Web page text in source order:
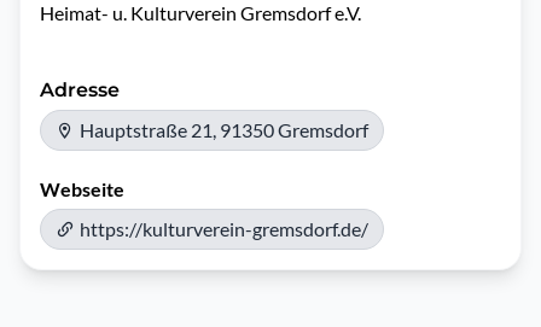
Heimat- u. Kulturverein Gremsdorf e.V.
Adresse
Hauptstraße 21, 91350 Gremsdorf
Webseite
https://kulturverein-gremsdorf.de/